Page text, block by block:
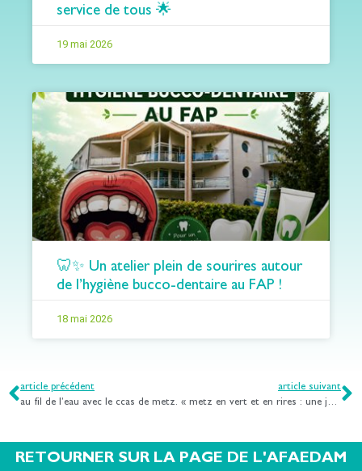
service de tous 🌟
19 mai 2026
🦷✨ Un atelier plein de sourires autour
de l’hygiène bucco-dentaire au FAP !
18 mai 2026
article précédent
au fil de l’eau avec le ccas de metz.
article suivant
« metz en vert et en rires : une journée combinée entre jardin éphémère et mini-golf »
RETOURNER SUR LA PAGE DE L'AFAEDAM